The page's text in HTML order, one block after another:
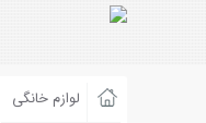
لوازم خانگی